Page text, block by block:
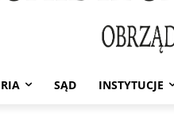
SĄD INSTYTUCJE